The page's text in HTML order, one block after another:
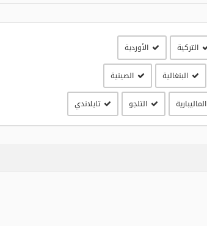
التركية الأوردية
البنغالية الصينية
الماليبارية التلجو تايلاندي